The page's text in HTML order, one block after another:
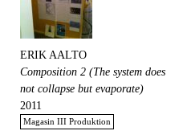
ERIK AALTO
Composition 2 (The system does
not collapse but evaporate)
2011
Magasin III Produktion